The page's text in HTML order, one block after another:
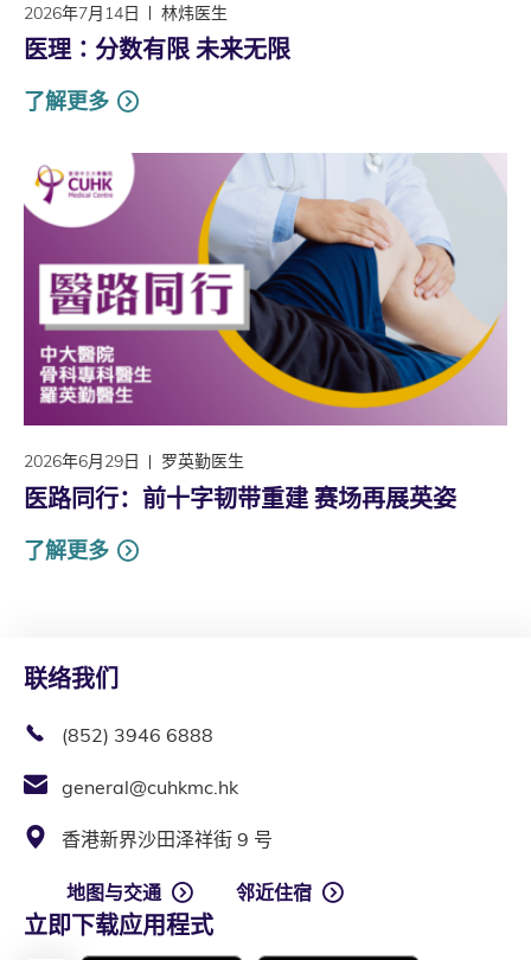
2026年7月14日 林炜医生
医理∶分数有限 未来无限
了解更多
2026年6月29日 罗英勤医生
医路同行：前十字韧带重建 赛场再展英姿
了解更多
联络我们
(852) 3946 6888
general@cuhkmc.hk
香港新界沙田泽祥街 9 号
地图与交通 邻近住宿
立即下载应用程式